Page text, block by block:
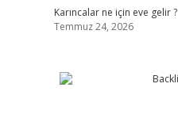
Karıncalar ne için eve gelir ?
Temmuz 24, 2026